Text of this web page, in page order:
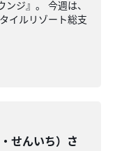
ジ』。 今週は、
イルリゾート総支
せんいち）さ